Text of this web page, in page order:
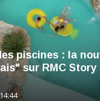
piscines : la
sur RMC Story